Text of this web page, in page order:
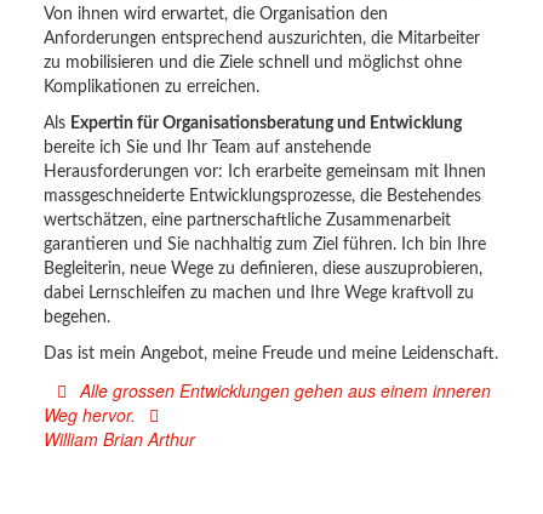
Von ihnen wird erwartet, die Organisation den
Anforderungen entsprechend auszurichten, die Mitarbeiter
zu mobilisieren und die Ziele schnell und möglichst ohne
Komplikationen zu erreichen.
Als Expertin für Organisationsberatung und Entwicklung
bereite ich Sie und Ihr Team auf anstehende
Herausforderungen vor: Ich erarbeite gemeinsam mit Ihnen
massgeschneiderte Entwicklungsprozesse, die Bestehendes
wertschätzen, eine partnerschaftliche Zusammenarbeit
garantieren und Sie nachhaltig zum Ziel führen. Ich bin Ihre
Begleiterin, neue Wege zu definieren, diese auszuprobieren,
dabei Lernschleifen zu machen und Ihre Wege kraftvoll zu
begehen.
Das ist mein Angebot, meine Freude und meine Leidenschaft.
Alle grossen Entwicklungen gehen aus einem inneren
Weg hervor.
William Brian Arthur